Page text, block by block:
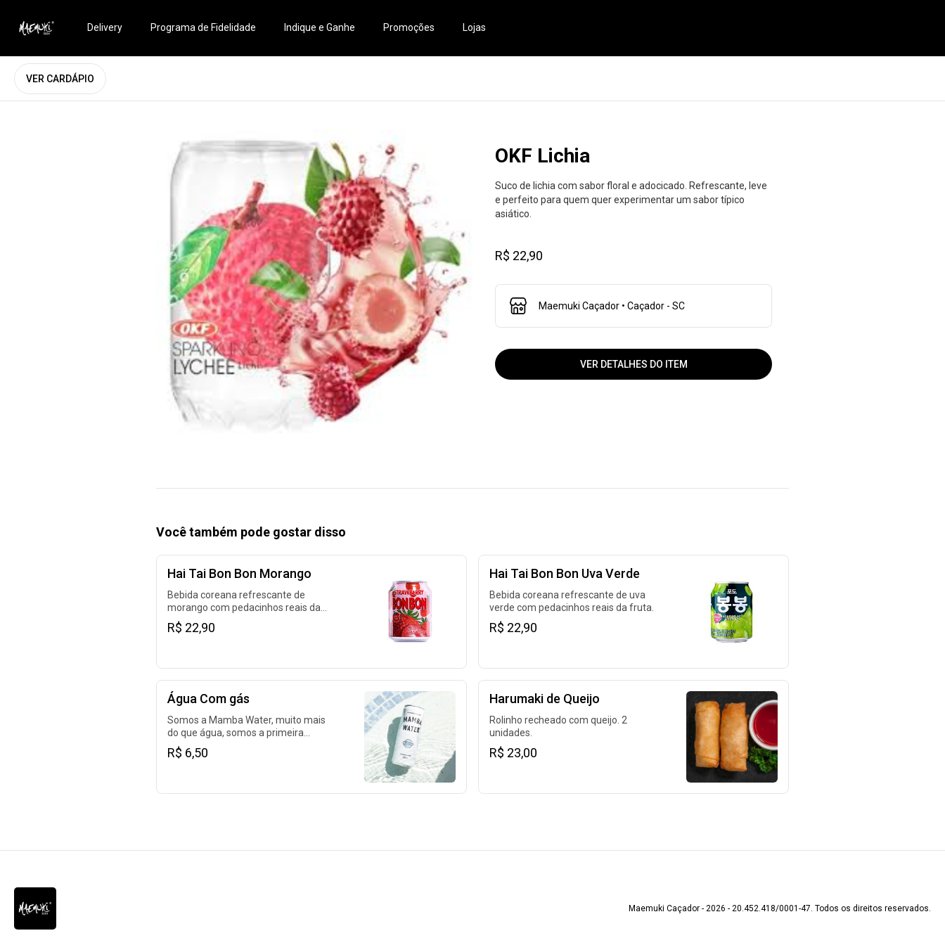
Delivery Programa de Fidelidade Indique e Ganhe Promoções Lojas
VER CARDÁPIO
OKF Lichia
Suco de lichia com sabor floral e adocicado. Refrescante, leve
e perfeito para quem quer experimentar um sabor típico
asiático.
R$ 22,90
Maemuki Caçador • Caçador - SC
VER DETALHES DO ITEM
Você também pode gostar disso
Hai Tai Bon Bon Morango
Bebida coreana refrescante de
morango com pedacinhos reais da
fruta..
R$ 22,90
Hai Tai Bon Bon Uva Verde
Bebida coreana refrescante de uva
verde com pedacinhos reais da fruta.
R$ 22,90
Água Com gás
Somos a Mamba Water, muito mais
do que água, somos a primeira
marca de água que nasceu 100% em
lata de alumínio. Feita para matar a
R$ 6,50
Harumaki de Queijo
Rolinho recheado com queijo. 2
unidades.
R$ 23,00
Maemuki Caçador - 2026 - 20.452.418/0001-47. Todos os direitos reservados.